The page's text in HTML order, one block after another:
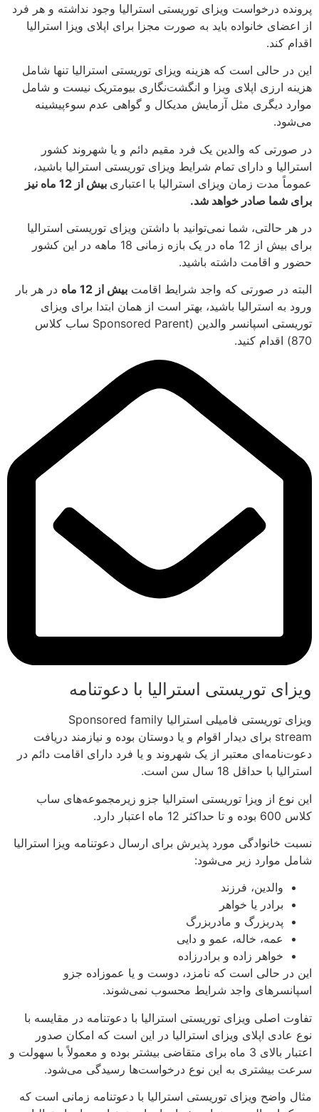
پرونده درخواست ویزای توریستی استرالیا وجود نداشته و هر فرد
از اعضای خانواده باید به صورت مجزا برای اپلای ویزا استرالیا
اقدام کند.
این در حالی است که هزینه ویزای توریستی استرالیا تنها شامل
هزینه ارزی اپلای ویزا و انگشت‌نگاری بیومتریک نیست و شامل
موارد دیگری مثل آزمایش مدیکال و گواهی عدم سوءپیشینه
می‌شود.
در صورتی که والدین یک فرد مقیم دائم و یا شهروند کشور
استرالیا و دارای تمام شرایط ویزای توریستی استرالیا باشید،
عموماً مدت زمان ویزای استرالیا با اعتباری
بیش از 12 ماه نیز
برای شما صادر خواهد شد.
در هر حالتی، شما نمی‌توانید با داشتن ویزای توریستی استرالیا
برای بیش از 12 ماه در یک بازه زمانی 18 ماهه در این کشور
حضور و اقامت داشته باشید.
البته در صورتی که واجد شرایط اقامت بیش از 12 ماه
در هر بار
ورود به استرالیا باشید، بهتر است از همان ابتدا برای ویزای
توریستی اسپانسر والدین (Sponsored Parent ساب کلاس
870) اقدام کنید.
ویزای توریستی استرالیا با دعوتنامه
ویزای توریستی فامیلی استرالیا Sponsored family
stream برای دیدار اقوام و یا دوستان بوده و نیازمند دریافت
دعوت‌نامه‌ای معتبر از یک شهروند و یا فرد دارای اقامت دائم در
استرالیا با حداقل 18 سال سن است.
این نوع از ویزا توریستی استرالیا جزو زیرمجموعه‌های ساب
کلاس 600 بوده و تا حداکثر 12 ماه اعتبار دارد.
نسبت خانوادگی مورد پذیرش برای ارسال دعوتنامه ویزا استرالیا
شامل موارد زیر می‌شود:
والدین، فرزند
برادر یا خواهر
پدربزرگ و مادربزرگ
عمه، خاله، عمو و دایی
خواهر زاده و برادرزاده
این در حالی است که نامزد، دوست و یا عموزاده جزو
اسپانسرهای واجد شرایط محسوب نمی‌شوند.
تفاوت اصلی ویزای توریستی استرالیا با دعوتنامه در مقایسه با
نوع عادی اپلای ویزای استرالیا در این است که امکان صدور
اعتبار بالای 3 ماه برای متقاضی بیشتر بوده و معمولاً با سهولت و
سرعت بیشتری به این نوع درخواست‌ها رسیدگی می‌شود.
مثال واضح ویزای توریستی استرالیا با دعوتنامه زمانی است که